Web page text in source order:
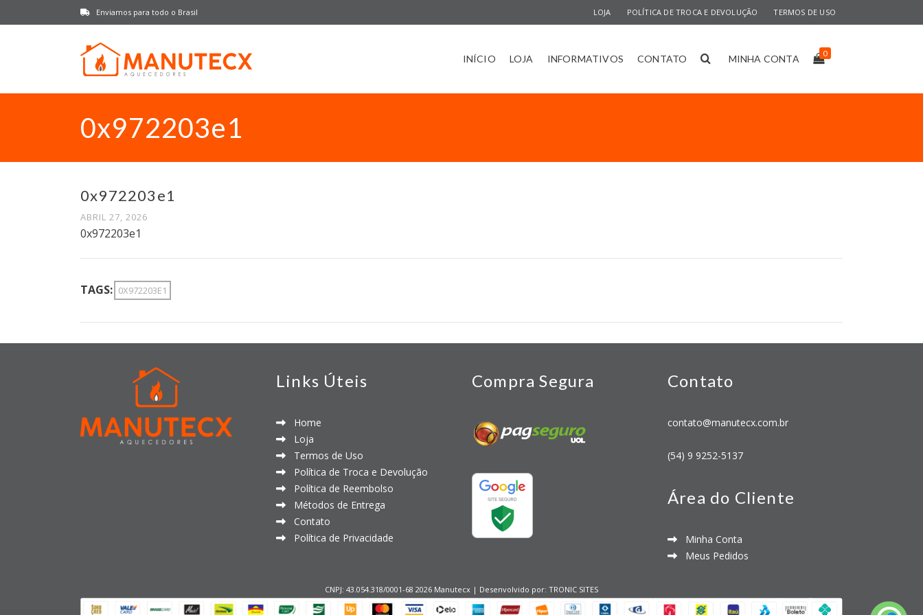
Enviamos para todo o Brasil LOJA POLÍTICA DE TROCA E DEVOLUÇÃO TERMOS DE USO
INÍCIO LOJA INFORMATIVOS CONTATO MINHA CONTA 0
0x972203e1
0x972203e1
ABRIL 27, 2026
0x972203e1
TAGS: 0X972203E1
Links Úteis
Home
Loja
Termos de Uso
Política de Troca e Devolução
Política de Reembolso
Métodos de Entrega
Contato
Política de Privacidade
Compra Segura Contato
contato@manutecx.com.br
(54) 9 9252-5137
Área do Cliente
Minha Conta
Meus Pedidos
CNPJ: 43.054.318/0001-68 2026 Manutecx | Desenvolvido por: TRONIC SITES